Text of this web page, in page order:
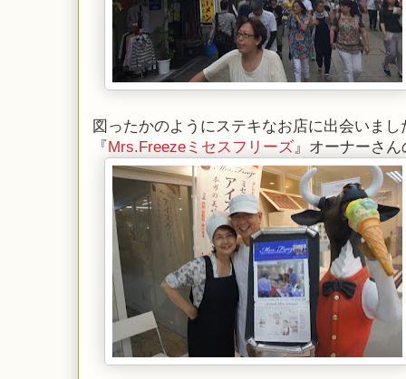
図ったかのようにステキなお店に出会いまし
『Mrs.Freezeミセスフリーズ』オーナーさ